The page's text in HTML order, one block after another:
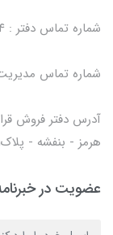
شماره تماس دفتر : ۲۲۳۳۹۵۷۴-۰۲۱
شماره تماس مدیریت :
آدرس دفتر فروش
هرمز - بنفشه - پلاک۱
عضویت در